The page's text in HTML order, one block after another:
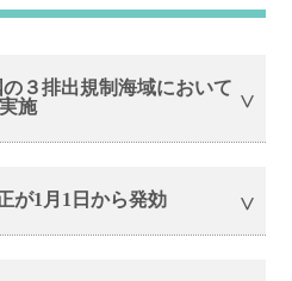
３排出規制海域において
施
が1月1日から発効